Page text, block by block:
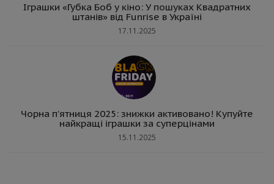
Іграшки «Губка Боб у кіно: У пошуках Квадратних
штанів» від Funrise в Україні
17.11.2025
Чорна п’ятниця 2025: знижки активовано! Купуйте
найкращі іграшки за суперцінами
15.11.2025